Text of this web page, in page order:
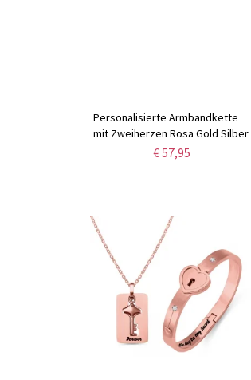
Personalisierte Armbandkette
mit Zweiherzen Rosa Gold Silber
€ 57,95